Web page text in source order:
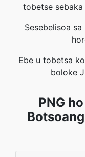
tobetse
Sesebelisoa
Ebe u tobetsa
boloke
PNG